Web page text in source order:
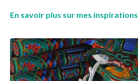
En savoir plus sur mes inspirations